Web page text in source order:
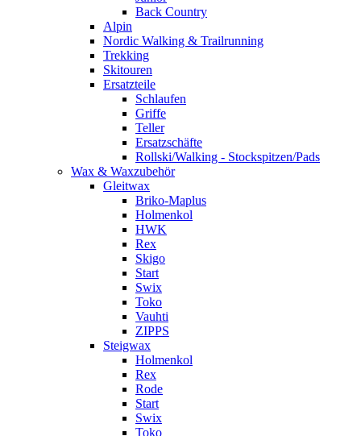
Back Country
Alpin
Nordic Walking & Trailrunning
Trekking
Skitouren
Ersatzteile
Schlaufen
Griffe
Teller
Ersatzschäfte
Rollski/Walking - Stockspitzen/Pads
Wax & Waxzubehör
Gleitwax
Briko-Maplus
Holmenkol
HWK
Rex
Skigo
Start
Swix
Toko
Vauhti
ZIPPS
Steigwax
Holmenkol
Rex
Rode
Start
Swix
Toko